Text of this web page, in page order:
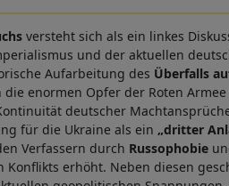
versteht sich als ein linkes
und der aktuellen
Aufarbeitung des Überfalls
die enormen Opfer der Roten
deutscher
für die Ukraine als ein „dritter
Verfassern durch Russophobie
Konflikts erhöht. Neben diesen